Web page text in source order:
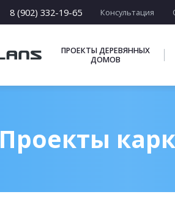
8 (902) 332-19-65 Консультация
ПРОЕКТЫ ДЕРЕВЯННЫХ
ДОМОВ
Проекты